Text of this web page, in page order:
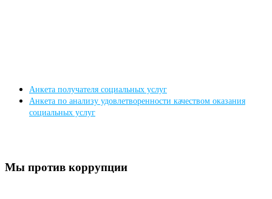
Анкета получателя социальных услуг
Анкета по анализу удовлетворенности качеством оказания
социальных услуг
Мы против коррупции